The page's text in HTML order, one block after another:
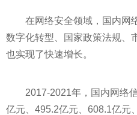
在网络安全领域，国内网
数字化转型、
国家政策法规、
也实现了快速增长。
2017-2021年，国内网络
亿元、495.2亿元、608.1亿元